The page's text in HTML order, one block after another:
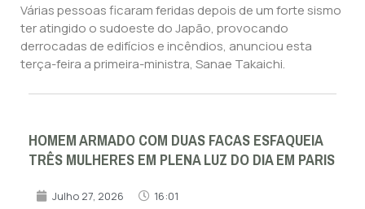
Várias pessoas ficaram feridas depois de um forte sismo
ter atingido o sudoeste do Japão, provocando
derrocadas de edifícios e incêndios, anunciou esta
terça-feira a primeira-ministra, Sanae Takaichi.
HOMEM ARMADO COM DUAS FACAS ESFAQUEIA
TRÊS MULHERES EM PLENA LUZ DO DIA EM PARIS
Julho 27, 2026 16:01